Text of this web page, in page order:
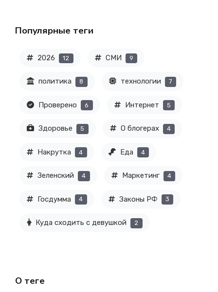
Популярные теги
2026 12 СМИ 9
политика 8 технологии 7
Проверено 6 Интернет 5
Здоровье 5 О блогерах 4
Накрутка 4 Еда 4
Зеленский 4 Маркетинг 4
Госдумма 4 Законы РФ 3
Куда сходить с девушкой 2
О теге